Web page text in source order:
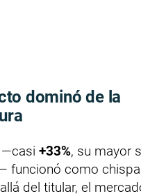
dominó de la
—casi +33%, su mayor
funcionó como
del titular, el